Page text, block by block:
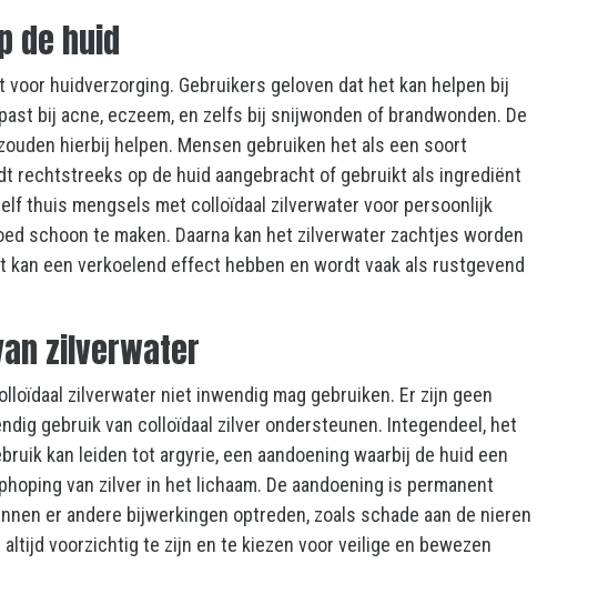
de huid
huidverzorging. Gebruikers geloven dat het kan helpen bij
bij acne, eczeem, en zelfs bij snijwonden of brandwonden. De
hierbij helpen. Mensen gebruiken het als een soort
rechtstreeks op de huid aangebracht of gebruikt als ingrediënt
thuis mengsels met colloïdaal zilverwater voor persoonlijk
schoon te maken. Daarna kan het zilverwater zachtjes worden
een verkoelend effect hebben en wordt vaak als rustgevend
zilverwater
zilverwater niet inwendig mag gebruiken. Er zijn geen
gebruik van colloïdaal zilver ondersteunen. Integendeel, het
kan leiden tot argyrie, een aandoening waarbij de huid een
van zilver in het lichaam. De aandoening is permanent
er andere bijwerkingen optreden, zoals schade aan de nieren
voorzichtig te zijn en te kiezen voor veilige en bewezen